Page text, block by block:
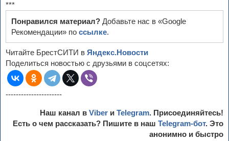
***
Понравился материал? Добавьте нас в «Google
Рекомендации» по ссылке.
Читайте БрестСИТИ в Яндекс.Новости
Поделиться новостью с друзьями в соцсетях:
----------------------
Наш канал в Viber и Telegram. Присоединяйтесь!
Есть о чем рассказать? Пишите в наш Telegram-бот. Это
анонимно и быстро